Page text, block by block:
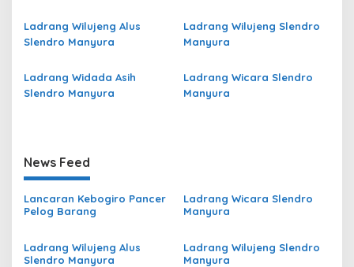
Ladrang Wilujeng Alus
Slendro Manyura
Ladrang Wilujeng Slendro
Manyura
Ladrang Widada Asih
Slendro Manyura
Ladrang Wicara Slendro
Manyura
News Feed
Lancaran Kebogiro Pancer
Pelog Barang
Ladrang Wicara Slendro
Manyura
Ladrang Wilujeng Alus
Slendro Manyura
Ladrang Wilujeng Slendro
Manyura